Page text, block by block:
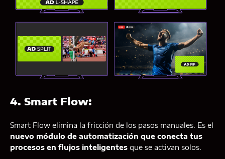
4. Smart Flow:
Smart Flow elimina la fricción de los pasos manuales. Es el
nuevo módulo de automatización que conecta tus
procesos en flujos inteligentes que se activan solos.